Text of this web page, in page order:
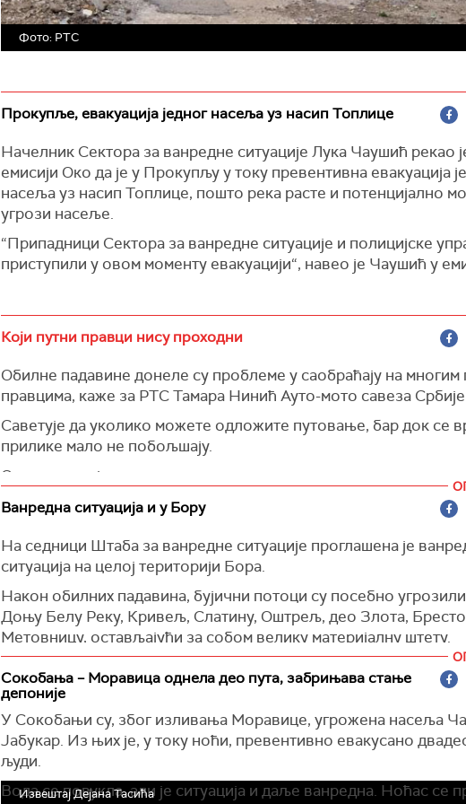
Фото: РТС
Прокупље, евакуација једног насеља уз насип Топлице
Начелник Сектора за ванредне ситуације Лука Чаушић рекао
емисији Око да је у Прокупљу у току превентивна евакуација
насеља уз насип Топлице, пошто река расте и потенцијално
угрози насеље.
“Припадници Сектора за ванредне ситуације и полицијске
приступили у овом моменту евакуацији“, навео је Чаушић у
Који путни правци нису проходни
Обилне падавине донеле су проблеме у саобраћају на многим
правцима, каже за РТС Тамара Нинић Ауто-мото савеза
Саветује да уколико можете одложите путовање, бар док се
прилике мало не побољшају.
Открива и који путни правци нису проходни.
Ванредна ситуација и у Бору
На седници Штаба за ванредне ситуације проглашена је
ситуација на целој територији Бора.
Након обилних падавина, бујични потоци су посебно
Доњу Белу Реку, Кривељ, Слатину, Оштрељ, део Злота,
Метовницу, остављајући за собом велику материјалну штету.
Невреме, праћено обилним пљусковима, изазвало је и
у рудницима "Србија Зиђин копер". Запослени у руднику
успели су да спрече продор воде у коп, па људство и
угрожени.
Експлоатација руде на нижим етажама ја накратко заустављана.
Ситуација је тренутно под контролом, тим пре што је киша
пада.
Сокобања – Моравица однела део пута, забрињава стање
депоније
У Сокобањи су, због изливања Моравице, угрожена насеља
Јабукар. Из њих је, у току ноћи, превентивно евакусано
људи.
Вода се повукла, али је ситуација и даље ванредна. Ноћас се
Извештај Дејана Тасића